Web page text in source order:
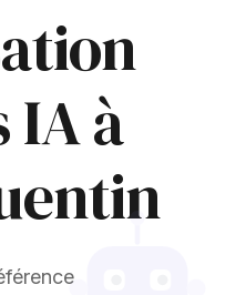
IA à